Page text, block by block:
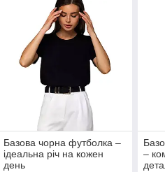
Базова чорна футболка –
ідеальна річ на кожен
день
–